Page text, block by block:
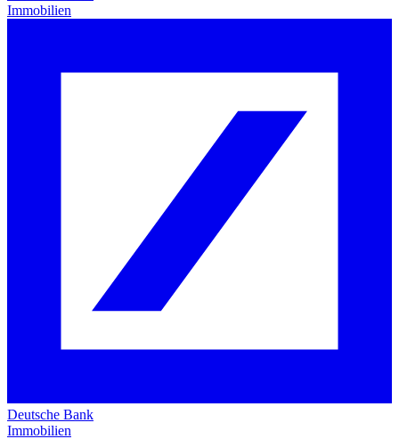
Immobilien
Deutsche Bank
Immobilien